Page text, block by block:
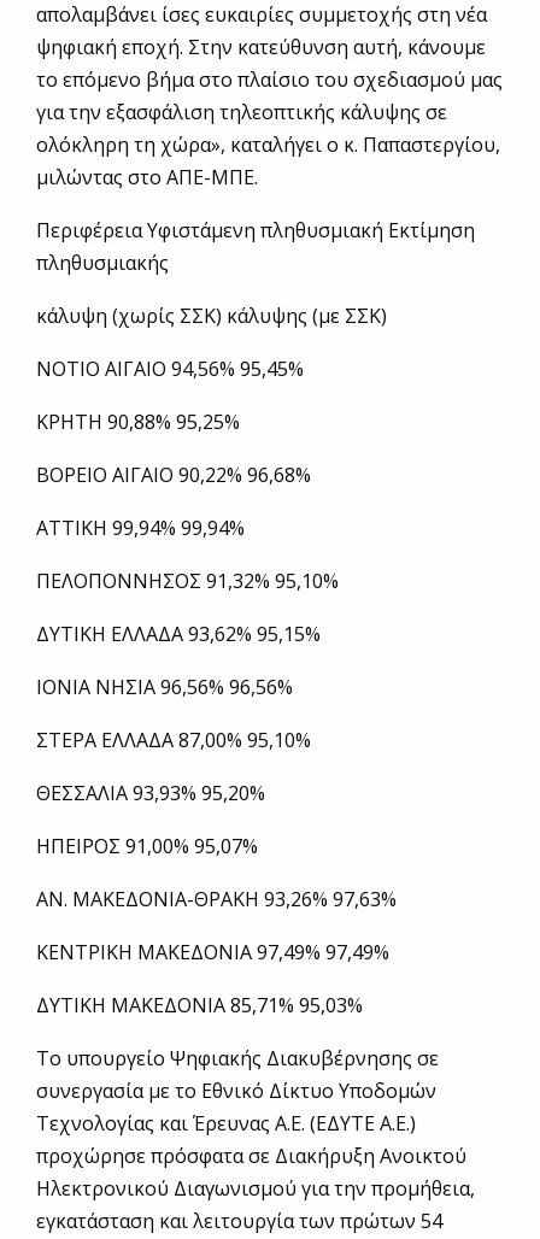
απολαμβάνει ίσες ευκαιρίες συμμετοχής στη νέα
ψηφιακή εποχή. Στην κατεύθυνση αυτή, κάνουμε
το επόμενο βήμα στο πλαίσιο του σχεδιασμού μας
για την εξασφάλιση τηλεοπτικής κάλυψης σε
ολόκληρη τη χώρα», καταλήγει ο κ. Παπαστεργίου,
μιλώντας στο ΑΠΕ-ΜΠΕ.
Περιφέρεια Υφιστάμενη πληθυσμιακή Εκτίμηση
πληθυσμιακής
κάλυψη (χωρίς ΣΣΚ) κάλυψης (με ΣΣΚ)
ΝΟΤΙΟ ΑΙΓΑΙΟ 94,56% 95,45%
ΚΡΗΤΗ 90,88% 95,25%
ΒΟΡΕΙΟ ΑΙΓΑΙΟ 90,22% 96,68%
ΑΤΤΙΚΗ 99,94% 99,94%
ΠΕΛΟΠΟΝΝΗΣΟΣ 91,32% 95,10%
ΔΥΤΙΚΗ ΕΛΛΑΔΑ 93,62% 95,15%
ΙΟΝΙΑ ΝΗΣΙΑ 96,56% 96,56%
ΣΤΕΡΑ ΕΛΛΑΔΑ 87,00% 95,10%
ΘΕΣΣΑΛΙΑ 93,93% 95,20%
ΗΠΕΙΡΟΣ 91,00% 95,07%
ΑΝ. ΜΑΚΕΔΟΝΙΑ-ΘΡΑΚΗ 93,26% 97,63%
ΚΕΝΤΡΙΚΗ ΜΑΚΕΔΟΝΙΑ 97,49% 97,49%
ΔΥΤΙΚΗ ΜΑΚΕΔΟΝΙΑ 85,71% 95,03%
Το υπουργείο Ψηφιακής Διακυβέρνησης σε
συνεργασία με το Εθνικό Δίκτυο Υποδομών
Τεχνολογίας και Έρευνας Α.Ε. (ΕΔΥΤΕ Α.Ε.)
προχώρησε πρόσφατα σε Διακήρυξη Ανοικτού
Ηλεκτρονικού Διαγωνισμού για την προμήθεια,
εγκατάσταση και λειτουργία των πρώτων 54